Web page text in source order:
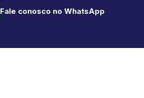
Fale conosco no WhatsApp